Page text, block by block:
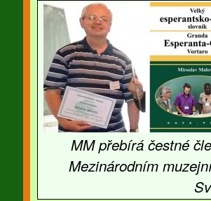
MM přebírá čestné
Mezinárodním